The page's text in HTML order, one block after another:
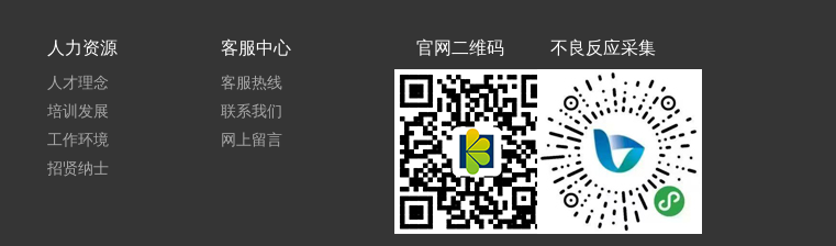
人力资源
人才理念
培训发展
工作环境
招贤纳士
客服中心
客服热线
联系我们
网上留言
官网二维码 不良反应采集